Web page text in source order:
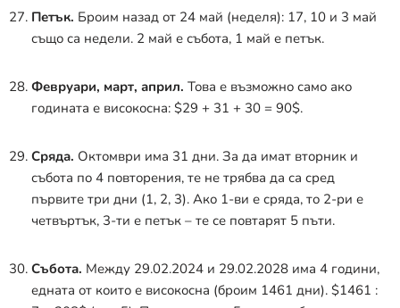
Петък. Броим назад от 24 май (неделя): 17, 10 и 3 май
също са недели. 2 май е събота, 1 май е петък.
Февруари, март, април. Това е възможно само ако
годината е високосна: $29 + 31 + 30 = 90$.
Сряда. Октомври има 31 дни. За да имат вторник и
събота по 4 повторения, те не трябва да са сред
първите три дни (1, 2, 3). Ако 1-ви е сряда, то 2-ри е
четвъртък, 3-ти е петък – те се повтарят 5 пъти.
Събота. Между 29.02.2024 и 29.02.2028 има 4 години,
едната от които е високосна (броим 1461 дни). $1461 :